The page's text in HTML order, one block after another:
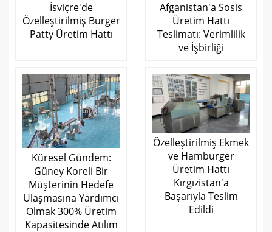
İsviçre'de
Özelleştirilmiş Burger
Patty Üretim Hattı
Afganistan'a Sosis
Üretim Hattı
Teslimatı: Verimlilik
ve İşbirliği
Küresel Gündem:
Güney Koreli Bir
Müşterinin Hedefe
Ulaşmasına Yardımcı
Olmak 300% Üretim
Kapasitesinde Atılım
Özelleştirilmiş Ekmek
ve Hamburger
Üretim Hattı
Kırgızistan'a
Başarıyla Teslim
Edildi